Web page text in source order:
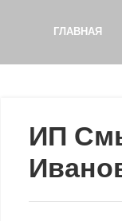
ГЛАВНАЯ
ИП